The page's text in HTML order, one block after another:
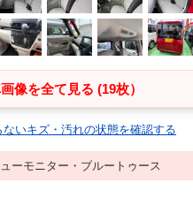
像を全て見る (19枚）
いキズ・汚れの状態を確認する
ーモニター・ブルートゥース